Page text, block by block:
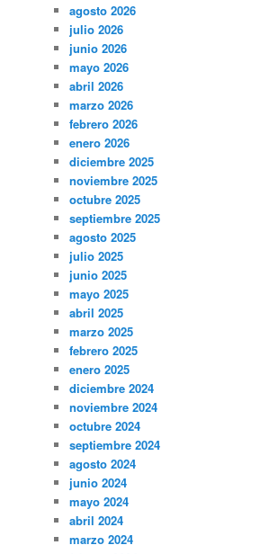
agosto 2026
julio 2026
junio 2026
mayo 2026
abril 2026
marzo 2026
febrero 2026
enero 2026
diciembre 2025
noviembre 2025
octubre 2025
septiembre 2025
agosto 2025
julio 2025
junio 2025
mayo 2025
abril 2025
marzo 2025
febrero 2025
enero 2025
diciembre 2024
noviembre 2024
octubre 2024
septiembre 2024
agosto 2024
junio 2024
mayo 2024
abril 2024
marzo 2024